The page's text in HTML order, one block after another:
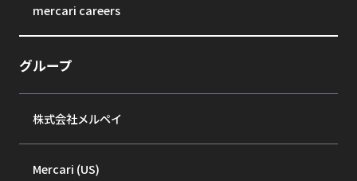
mercari careers
グループ
株式会社メルペイ
Mercari (US)